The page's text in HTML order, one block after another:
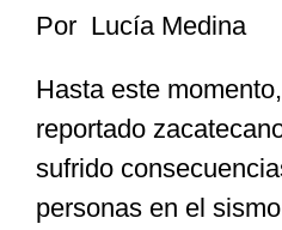
Por Lucía Medina
Hasta este
reportado
sufrido
personas en el